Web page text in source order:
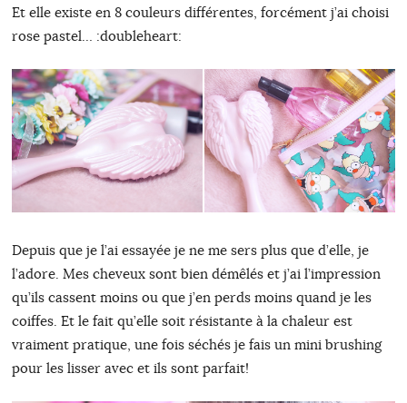
Et elle existe en 8 couleurs différentes, forcément j’ai choisi
rose pastel… :doubleheart:
Depuis que je l’ai essayée je ne me sers plus que d’elle, je
l’adore. Mes cheveux sont bien démêlés et j’ai l’impression
qu’ils cassent moins ou que j’en perds moins quand je les
coiffes. Et le fait qu’elle soit résistante à la chaleur est
vraiment pratique, une fois séchés je fais un mini brushing
pour les lisser avec et ils sont parfait!